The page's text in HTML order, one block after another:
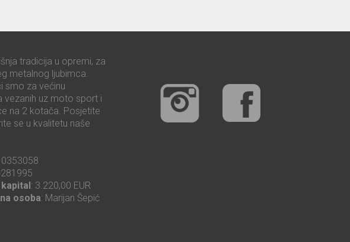
tradicija u opremi, za
metalnog ljubimca.
smo za većinu
vezanih uz moto sport i
na 2 kotača. Posjetite
se u kvalitetu naše
: 3.220,00 EUR
osoba: Marijan Šepić